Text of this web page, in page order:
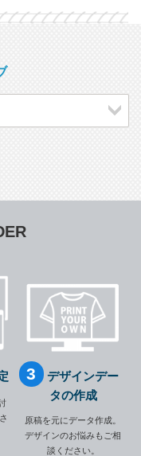
デザインデー
タの作成
原稿を元にデータ作成。
デザインのお悩みもご相
談ください。